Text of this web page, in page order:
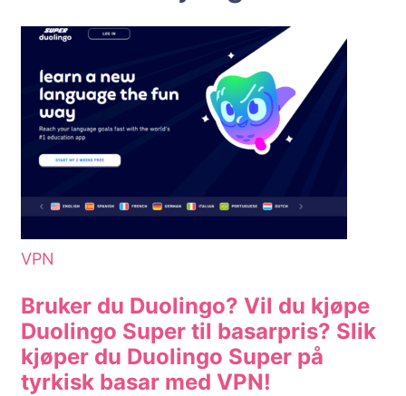
VPN
Bruker du Duolingo? Vil du kjøpe
Duolingo Super til basarpris? Slik
kjøper du Duolingo Super på
tyrkisk basar med VPN!